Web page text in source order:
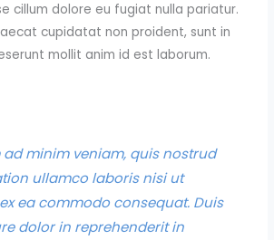
cillum dolore eu fugiat nulla pariatur.
cupidatat non proident, sunt in
mollit anim id est laborum.
ad minim veniam, quis nostrud
ullamco laboris nisi ut
ea commodo consequat. Duis
dolor in reprehenderit in